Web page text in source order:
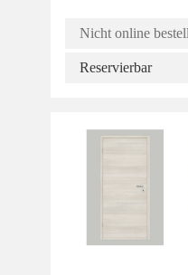
Nicht online
Reservierbar